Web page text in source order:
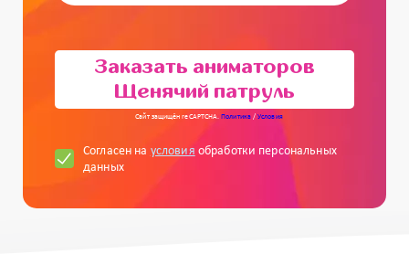
Заказать аниматоров
Щенячий патруль
Сайт защищён reCAPTCHA. Политика/Условия
Согласен на условия обработки персональных
данных